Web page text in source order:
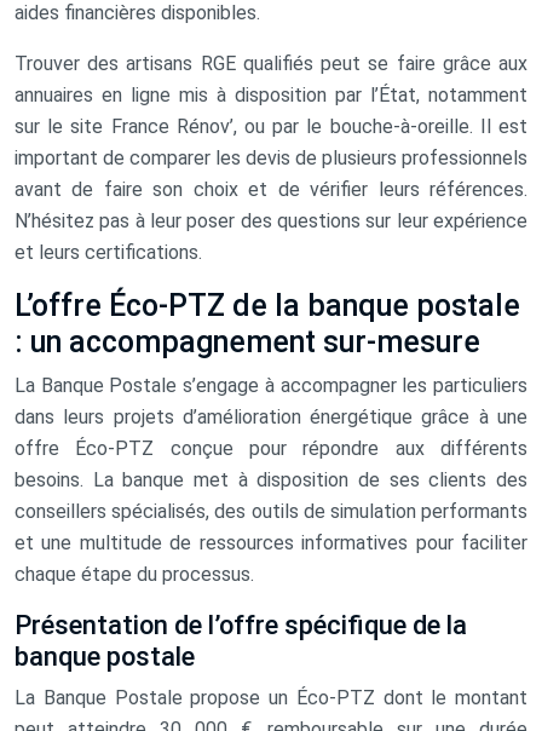
aides financières disponibles.
Trouver des artisans RGE qualifiés peut se faire grâce aux
annuaires en ligne mis à disposition par l’État, notamment
sur le site France Rénov’, ou par le bouche-à-oreille. Il est
important de comparer les devis de plusieurs professionnels
avant de faire son choix et de vérifier leurs références.
N’hésitez pas à leur poser des questions sur leur expérience
et leurs certifications.
L’offre Éco-PTZ de la banque postale
: un accompagnement sur-mesure
La Banque Postale s’engage à accompagner les particuliers
dans leurs projets d’amélioration énergétique grâce à une
offre Éco-PTZ conçue pour répondre aux différents
besoins. La banque met à disposition de ses clients des
conseillers spécialisés, des outils de simulation performants
et une multitude de ressources informatives pour faciliter
chaque étape du processus.
Présentation de l’offre spécifique de la
banque postale
La Banque Postale propose un Éco-PTZ dont le montant